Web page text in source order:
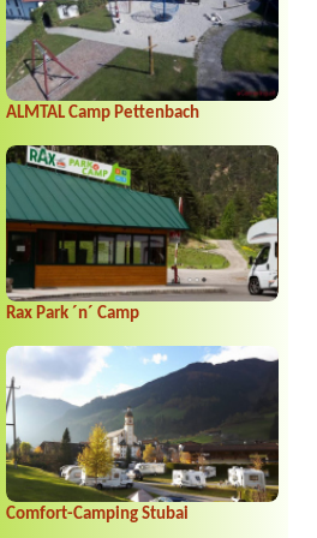
ALMTAL Camp Pettenbach
Rax Park ´n´ Camp
Comfort-Camping Stubai